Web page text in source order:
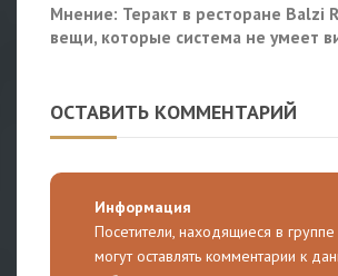
Мнение: Теракт в ресторане Balzi
вещи, которые система не умеет
ОСТАВИТЬ КОММЕНТАРИЙ
Информация
Посетители, находящиеся в группе
могут оставлять комментарии к